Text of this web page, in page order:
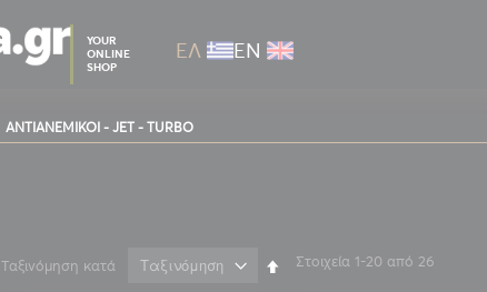
YOUR
ONLINE
SHOP
ΕΛ ΕΝ
ΑΝΤΙΑΝΕΜΙΚΟΊ - JET - TURBO
Ταξινόμηση κατά
Φθίνουσα
Στοιχεία 1-20 από 26